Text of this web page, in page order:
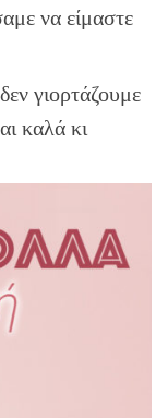
να είμαστε
γιορτάζουμε
καλά κι